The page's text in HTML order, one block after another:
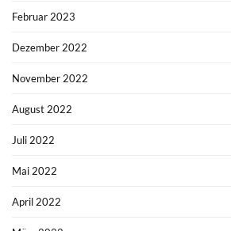
Februar 2023
Dezember 2022
November 2022
August 2022
Juli 2022
Mai 2022
April 2022